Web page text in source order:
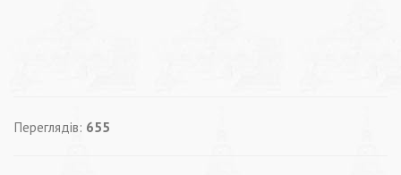
Переглядів: 655